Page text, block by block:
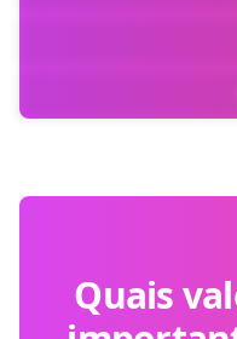
Quais